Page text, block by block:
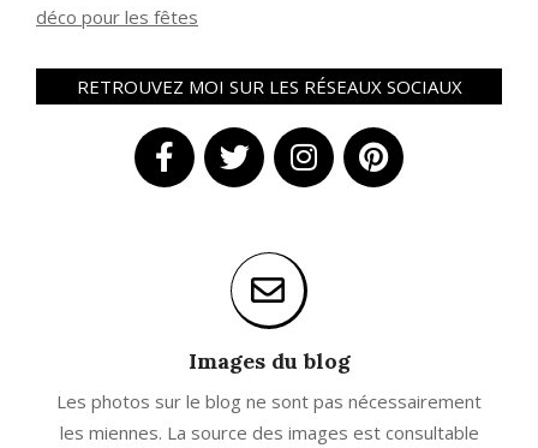
déco pour les fêtes
RETROUVEZ MOI SUR LES RÉSEAUX SOCIAUX
Images du blog
Les photos sur le blog ne sont pas nécessairement
les miennes. La source des images est consultable